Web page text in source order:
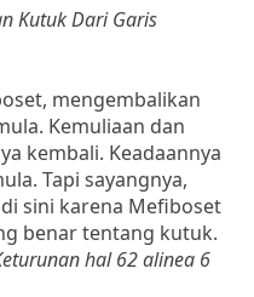
Kutuk Dari Garis
mengembalikan
Kemuliaan dan
kembali. Keadaannya
Tapi sayangnya,
sini karena Mefiboset
benar tentang kutuk.
hal 62 alinea 6